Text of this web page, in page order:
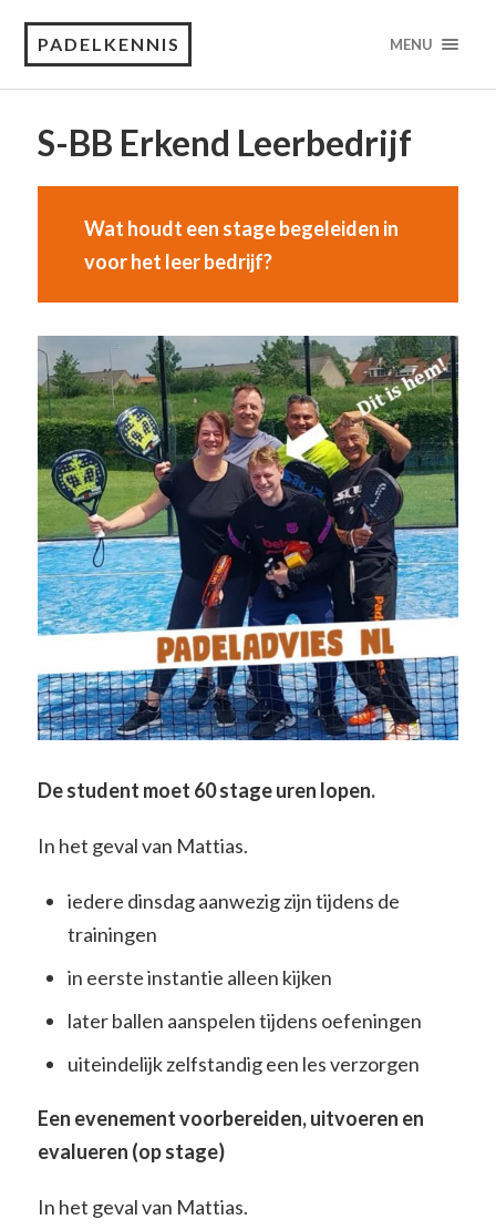
PADELKENNIS MENU
S-BB Erkend Leerbedrijf
Wat houdt een stage begeleiden in
voor het leer bedrijf?
De student moet 60 stage uren lopen.
In het geval van Mattias.
iedere dinsdag aanwezig zijn tijdens de
trainingen
in eerste instantie alleen kijken
later ballen aanspelen tijdens oefeningen
uiteindelijk zelfstandig een les verzorgen
Een evenement voorbereiden, uitvoeren en
evalueren (op stage)
In het geval van Mattias.